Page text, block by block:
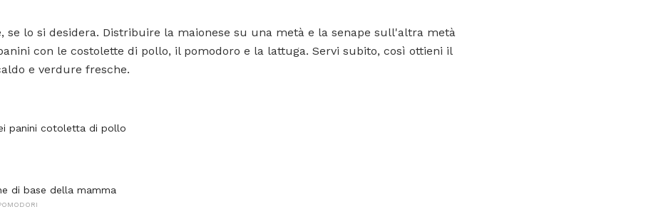
se lo si desidera. Distribuire la maionese su una metà e la senape sull'altra metà
con le costolette di pollo, il pomodoro e la lattuga. Servi subito, così ottieni il
e verdure fresche.
panini cotoletta di pollo
di base della mamma